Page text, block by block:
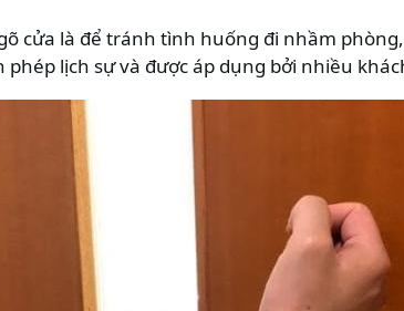
cửa là để tránh tình huống đi nhầm
lịch sự và được áp dụng bởi nhiều